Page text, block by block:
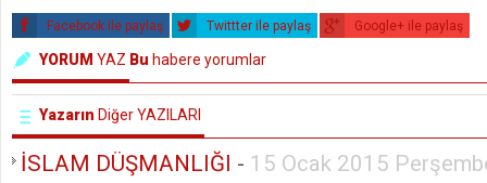
Facebook ile paylaş Twittter ile paylaş Google+ ile paylaş
YORUM YAZ Bu habere yorumlar
Yazarın Diğer YAZILARI
İSLAM DÜŞMANLIĞI - 15 Ocak 2015